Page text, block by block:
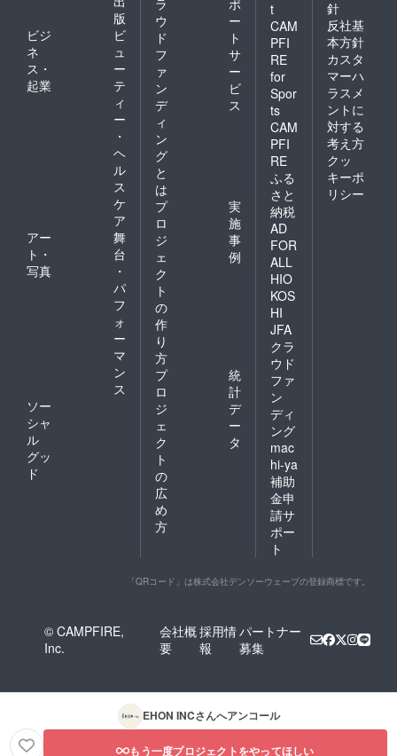
版
ビジ
ネ
ス・
起業
ビ
ュ
ー
テ
ィ
ー
・
ヘ
ル
ス
ケ
ア
アー
ト・
写真
舞
台
・
パ
フ
ォ
ー
マ
ン
ス
ソー
シャ
ル
グッ
ド
ウ
ド
フ
ァ
ン
デ
ィ
ン
グ
と
は
ー
ト
サ
ー
ビ
ス
プ
ロ
ジ
ェ
ク
ト
の
作
り
方
実
施
事
例
プ
ロ
ジ
ェ
ク
ト
の
広
め
方
統
計
デ
ー
タ
t
CAM
PFI
RE
for
Spor
ts
CAM
PFI
RE
ふる
さと
納税
AD
FOR
ALL
HIO
KOS
HI
JFA
クラ
ウド
ファ
ン
ディ
ング
mac
hi-ya
補助
金申
請サ
ポー
ト
針
反社基
本方針
カスタ
マーハ
ラスメ
ントに
対する
考え方
クッ
キーポ
リシー
「QRコード」は株式会社デンソーウェーブの登録商標です。
© CAMPFIRE,
Inc.
会社概
要
採用情
報
パートナー
募集
EHON INCさんへアンコール
もう一度プロジェクトをやってほしい